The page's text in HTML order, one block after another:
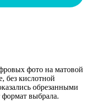
фото на матовой
без кислотной
обрезанными
выбрала.